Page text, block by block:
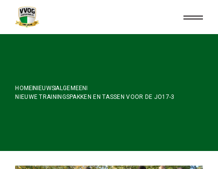
content
HOME NIEUWSALGEMEEN
NIEUWE TRAININGSPAKKEN EN TASSEN VOOR DE JO17-3